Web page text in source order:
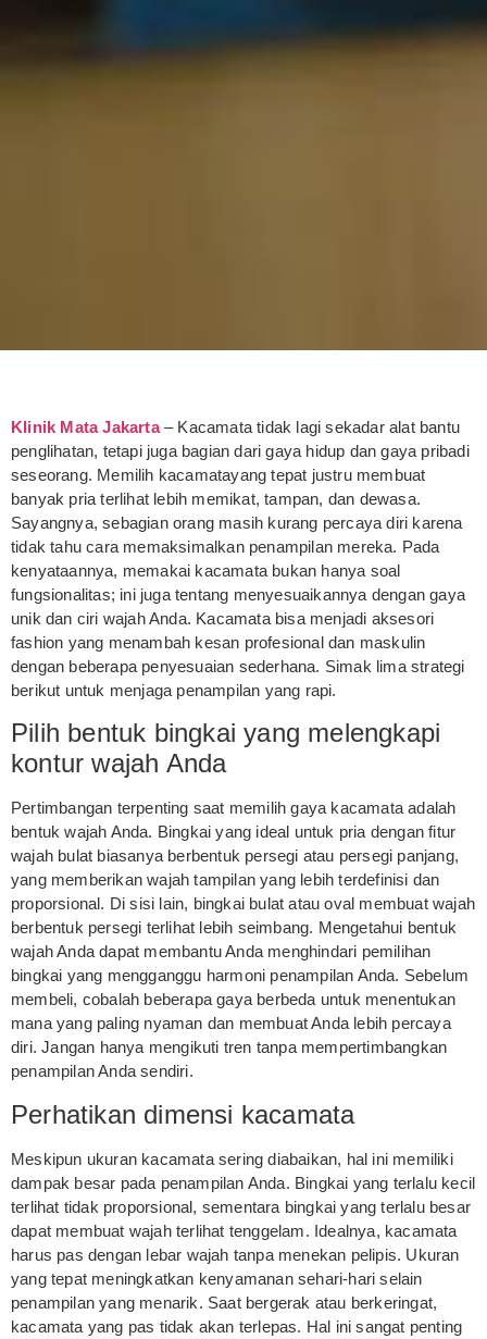
Klinik Mata Jakarta– Kacamata tidak lagi sekadar alat bantu
penglihatan, tetapi juga bagian dari gaya hidup dan gaya pribadi
seseorang. Memilih kacamatayang tepat justru membuat
banyak pria terlihat lebih memikat, tampan, dan dewasa.
Sayangnya, sebagian orang masih kurang percaya diri karena
tidak tahu cara memaksimalkan penampilan mereka. Pada
kenyataannya, memakai kacamata bukan hanya soal
fungsionalitas; ini juga tentang menyesuaikannya dengan gaya
unik dan ciri wajah Anda. Kacamata bisa menjadi aksesori
fashion yang menambah kesan profesional dan maskulin
dengan beberapa penyesuaian sederhana. Simak lima strategi
berikut untuk menjaga penampilan yang rapi.
Pilih bentuk bingkai yang melengkapi
kontur wajah Anda
Pertimbangan terpenting saat memilih gaya kacamata adalah
bentuk wajah Anda. Bingkai yang ideal untuk pria dengan fitur
wajah bulat biasanya berbentuk persegi atau persegi panjang,
yang memberikan wajah tampilan yang lebih terdefinisi dan
proporsional. Di sisi lain, bingkai bulat atau oval membuat wajah
berbentuk persegi terlihat lebih seimbang. Mengetahui bentuk
wajah Anda dapat membantu Anda menghindari pemilihan
bingkai yang mengganggu harmoni penampilan Anda. Sebelum
membeli, cobalah beberapa gaya berbeda untuk menentukan
mana yang paling nyaman dan membuat Anda lebih percaya
diri. Jangan hanya mengikuti tren tanpa mempertimbangkan
penampilan Anda sendiri.
Perhatikan dimensi kacamata
Meskipun ukuran kacamata sering diabaikan, hal ini memiliki
dampak besar pada penampilan Anda. Bingkai yang terlalu kecil
terlihat tidak proporsional, sementara bingkai yang terlalu besar
dapat membuat wajah terlihat tenggelam. Idealnya, kacamata
harus pas dengan lebar wajah tanpa menekan pelipis. Ukuran
yang tepat meningkatkan kenyamanan sehari-hari selain
penampilan yang menarik. Saat bergerak atau berkeringat,
kacamata yang pas tidak akan terlepas. Hal ini sangat penting